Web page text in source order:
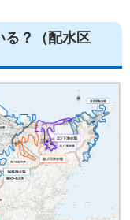
る？（配水区